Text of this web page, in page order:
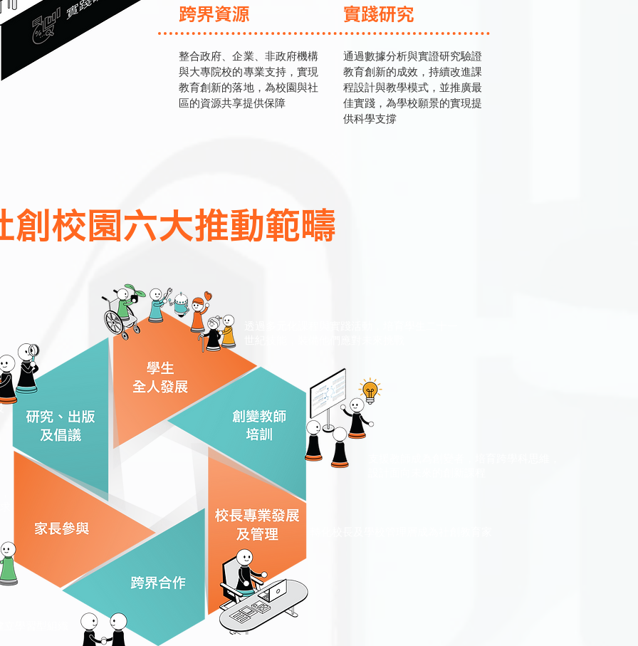
整合政府、企業、非政府機構
與大專院校的專業支持，實現
教育創新的落地，為校園與社
區的資源共享提供保障
跨界資源
通過數據分析與實證研究驗證
教育創新的成效，持續改進課
程設計與教學模式，並推廣最
佳實踐，為學校願景的實現提
供科學支撐
實踐研究
創校園六大推動範疇